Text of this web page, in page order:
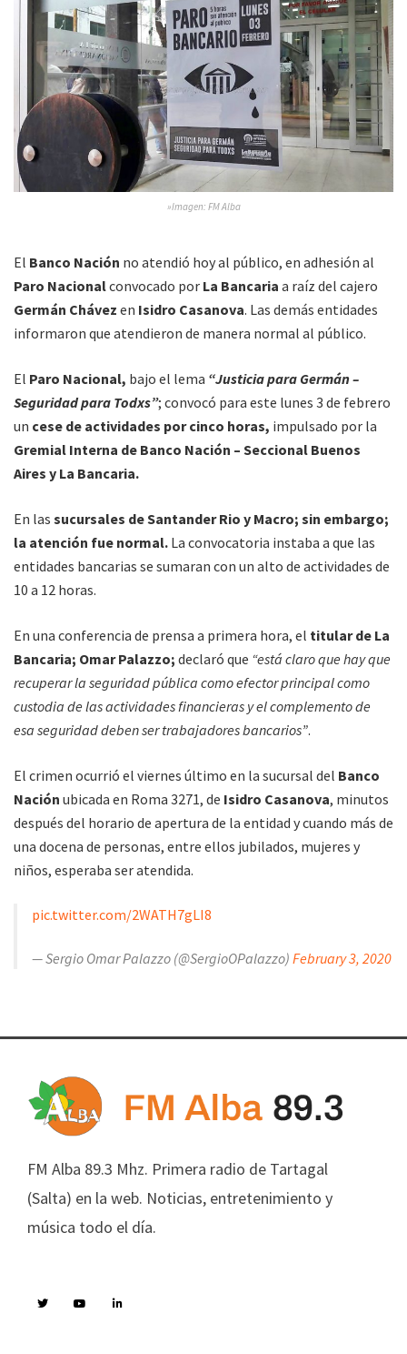
»Imagen: FM Alba
El Banco Nación no atendió hoy al público, en adhesión al
Paro Nacionalconvocado por La Bancaria a raíz del cajero
Germán Chávez en Isidro Casanova. Las demás entidades
informaron que atendieron de manera normal al público.
El Paro Nacional, bajo el lema “Justicia para Germán –
Seguridad para Todxs”; convocó para este lunes 3 de febrero
un cese de actividades por cinco horas, impulsado por la
Gremial Interna de Banco Nación – Seccional Buenos
Aires y La Bancaria.
En las sucursales de Santander Rio y Macro; sin embargo;
la atención fue normal. La convocatoria instaba a que las
entidades bancarias se sumaran con un alto de actividades de
10 a 12 horas.
En una conferencia de prensa a primera hora, el titular de La
Bancaria; Omar Palazzo; declaró que “está claro que hay que
recuperar la seguridad pública como efector principal como
custodia de las actividades financieras y el complemento de
esa seguridad deben ser trabajadores bancarios”.
El crimen ocurrió el viernes último en la sucursal del Banco
Nación ubicada en Roma 3271, de Isidro Casanova, minutos
después del horario de apertura de la entidad y cuando más de
una docena de personas, entre ellos jubilados, mujeres y
niños, esperaba ser atendida.
pic.twitter.com/2WATH7gLI8
— Sergio Omar Palazzo (@SergioOPalazzo) February 3, 2020
FM Alba 89.3 Mhz. Primera radio de Tartagal
(Salta) en la web. Noticias, entretenimiento y
música todo el día.